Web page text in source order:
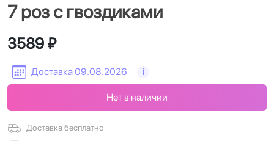
7 роз с гвоздиками
Доставка 09.08.2026 i
3589 ₽
Доставка бесплатно
Нет в наличии